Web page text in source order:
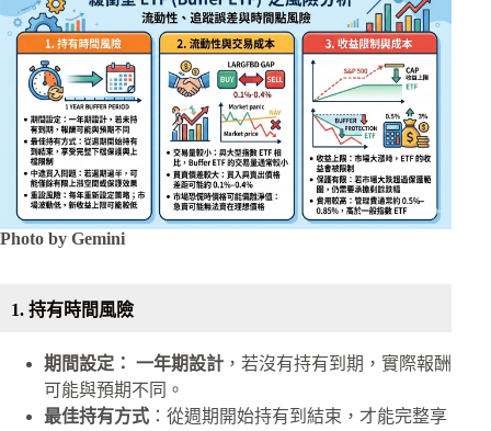
Photo by Gemini
1. 持有時間風險
期間設定： 一年期設計 ，若沒有持有到期，實際報酬
可能與預期不同。
最佳持有方式 ：從週期開始持有到結束，才能完整享